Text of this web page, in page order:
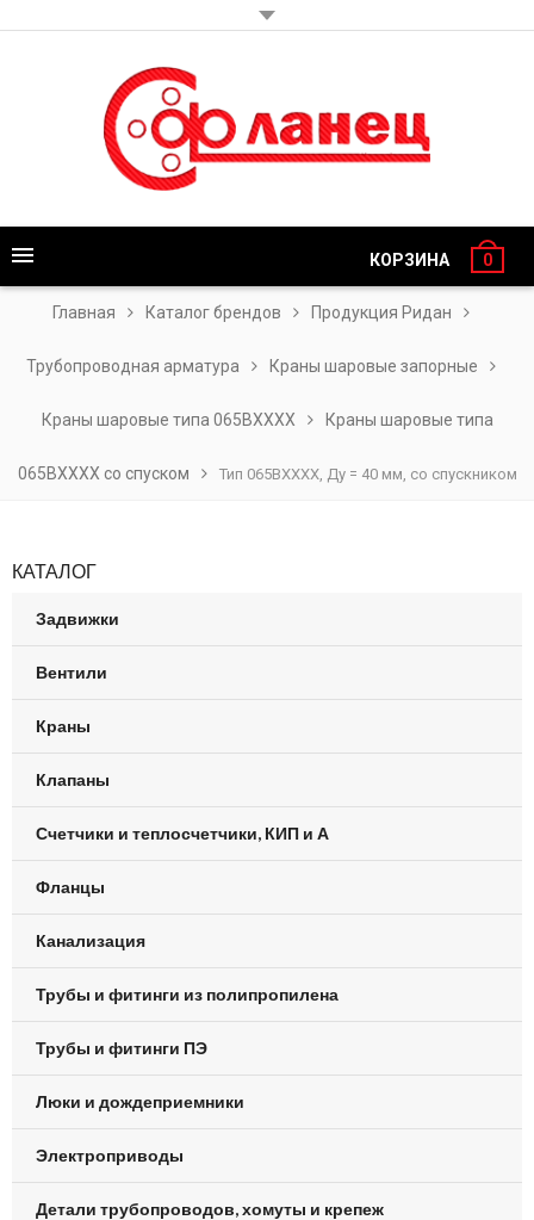
КОРЗИНА 0
Главная Каталог брендов Продукция Ридан
Трубопроводная арматура Краны шаровые запорные
Краны шаровые типа 065BХХХХ Краны шаровые типа
065BХХХХ со спуском Тип 065BХХХХ, Ду = 40 мм, со спускником
КАТАЛОГ
Задвижки
Вентили
Краны
Клапаны
Счетчики и теплосчетчики, КИП и А
Фланцы
Канализация
Трубы и фитинги из полипропилена
Трубы и фитинги ПЭ
Люки и дождеприемники
Электроприводы
Детали трубопроводов, хомуты и крепеж